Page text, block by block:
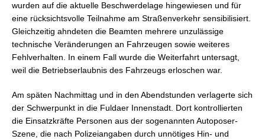
wurden auf die aktuelle Beschwerdelage hingewiesen und für
eine rücksichtsvolle Teilnahme am Straßenverkehr sensibilisiert.
Gleichzeitig ahndeten die Beamten mehrere unzulässige
technische Veränderungen an Fahrzeugen sowie weiteres
Fehlverhalten. In einem Fall wurde die Weiterfahrt untersagt,
weil die Betriebserlaubnis des Fahrzeugs erloschen war.
Am späten Nachmittag und in den Abendstunden verlagerte sich
der Schwerpunkt in die Fuldaer Innenstadt. Dort kontrollierten
die Einsatzkräfte Personen aus der sogenannten Autoposer-
Szene, die nach Polizeiangaben durch unnötiges Hin- und